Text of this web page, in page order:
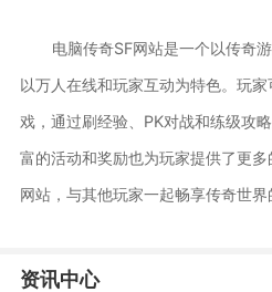
电脑传奇SF网站是一个以传奇
以万人在线和玩家互动为特色。玩
戏，通过刷经验、PK对战和练级攻
富的活动和奖励也为玩家提供了更
网站，与其他玩家一起畅享传奇世界
资讯中心